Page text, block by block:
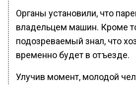
Органы установили, что
владельцем машин. Кроме
подозреваемый знал, что
временно будет в отъезде.
Улучив момент, молодой